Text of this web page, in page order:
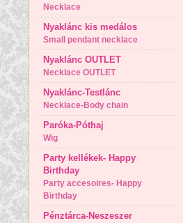
Necklace
Nyaklánc kis medálos
Small pendant necklace
Nyaklánc OUTLET
Necklace OUTLET
Nyaklánc-Testlánc
Necklace-Body chain
Paróka-Póthaj
Wig
Party kellékek- Happy
Birthday
Party accesoires- Happy
Birthday
Pénztárca-Neszeszer